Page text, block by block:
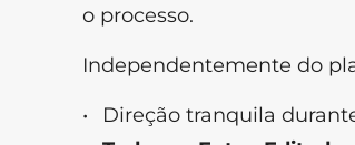
o processo.
Independentemente do
Direção tranquila